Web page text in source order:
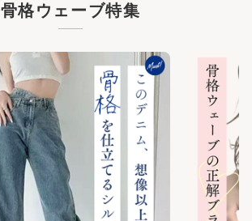
骨格ウェーブ特集